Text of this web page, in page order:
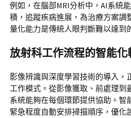
例如，在腦部MRI分析中，AI系統
積，追蹤疾病進展，為治療方案調
量化能力是傳統人眼判斷難以達到
放射科工作流程的智能化
影像辨識與深度學習技術的導入，
工作模式。從影像獲取、前處理到
系統能夠在每個環節提供協助。智
緊急程度自動安排掃描順序，優化